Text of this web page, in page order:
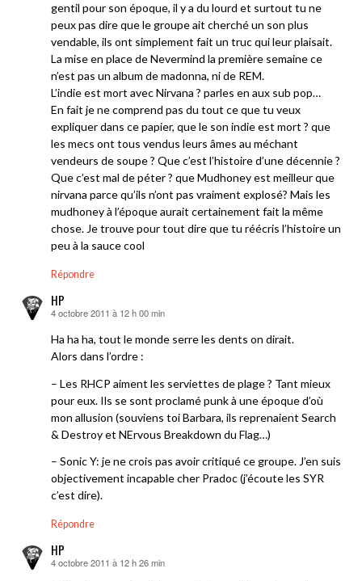
gentil pour son époque, il y a du lourd et surtout tu ne
peux pas dire que le groupe ait cherché un son plus
vendable, ils ont simplement fait un truc qui leur plaisait.
La mise en place de Nevermind la première semaine ce
n’est pas un album de madonna, ni de REM.
L’indie est mort avec Nirvana ? parles en aux sub pop…
En fait je ne comprend pas du tout ce que tu veux
expliquer dans ce papier, que le son indie est mort ? que
les mecs ont tous vendus leurs âmes au méchant
vendeurs de soupe ? Que c’est l’histoire d’une décennie ?
Que c’est mal de péter ? que Mudhoney est meilleur que
nirvana parce qu’ils n’ont pas vraiment explosé? Mais les
mudhoney à l’époque aurait certainement fait la même
chose. Je trouve pour tout dire que tu réécris l’histoire un
peu à la sauce cool
Répondre
HP
dit :
4 octobre 2011 à 12 h 00 min
Ha ha ha, tout le monde serre les dents on dirait.
Alors dans l’ordre :
– Les RHCP aiment les serviettes de plage ? Tant mieux
pour eux. Ils se sont proclamé punk à une époque d’où
mon allusion (souviens toi Barbara, ils reprenaient Search
& Destroy et NErvous Breakdown du Flag…)
– Sonic Y: je ne crois pas avoir critiqué ce groupe. J’en suis
objectivement incapable cher Pradoc (j’écoute les SYR
c’est dire).
Répondre
HP
dit :
4 octobre 2011 à 12 h 26 min